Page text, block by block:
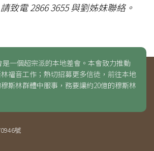
致電 2866 3655 與劉姊妹聯絡。
是一個超宗派的本地差會。本會致力推動
福音工作；熱切招募更多信徒，前往本地
斯林群體中服事，務要讓約20億的穆斯林
號